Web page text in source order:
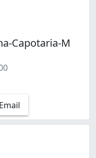
Capotaria-M
Email